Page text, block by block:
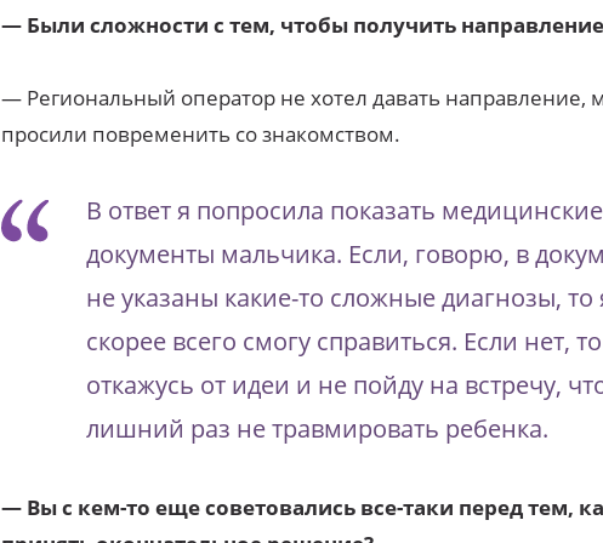
— Были сложности с тем, чтобы получить
— Региональный оператор не хотел давать направление,
просили повременить со знакомством.
В ответ я попросила показать медицинские
документы мальчика. Если, говорю, в
не указаны какие-то сложные диагнозы, то
скорее всего смогу справиться. Если нет, то
откажусь от идеи и не пойду на встречу,
лишний раз не травмировать ребенка.
— Вы с кем-то еще советовались все-таки перед тем,